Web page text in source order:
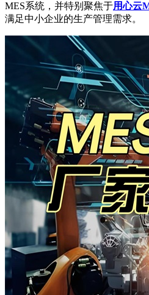
MES系统，并特别聚焦于用心云
满足中小企业的生产管理需求。